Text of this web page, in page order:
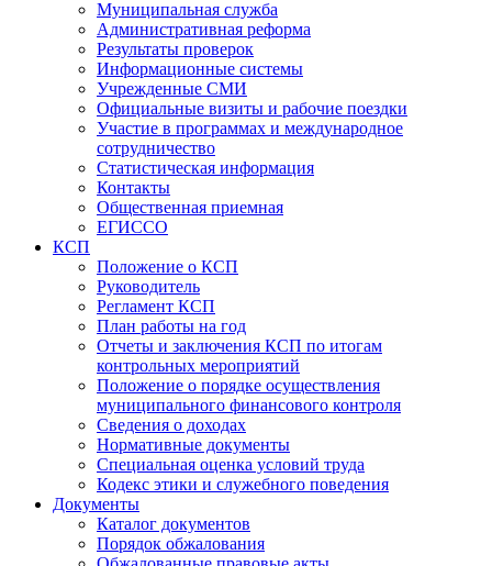
Муниципальная служба
Административная реформа
Результаты проверок
Информационные системы
Учрежденные СМИ
Официальные визиты и рабочие поездки
Участие в программах и международное
сотрудничество
Статистическая информация
Контакты
Общественная приемная
ЕГИССО
КСП
Положение о КСП
Руководитель
Регламент КСП
План работы на год
Отчеты и заключения КСП по итогам
контрольных мероприятий
Положение о порядке осуществления
муниципального финансового контроля
Сведения о доходах
Нормативные документы
Специальная оценка условий труда
Кодекс этики и служебного поведения
Документы
Каталог документов
Порядок обжалования